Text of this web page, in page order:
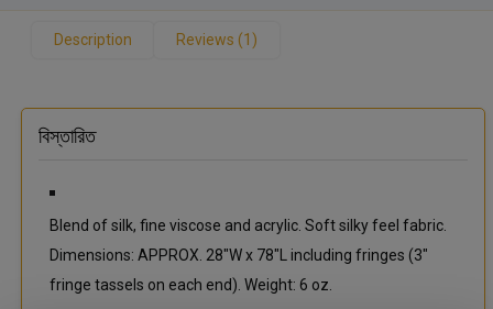
Description Reviews (1)
বিস্তারিত
Blend of silk, fine viscose and acrylic. Soft silky feel fabric.
Dimensions: APPROX. 28"W x 78"L including fringes (3"
fringe tassels on each end). Weight: 6 oz.